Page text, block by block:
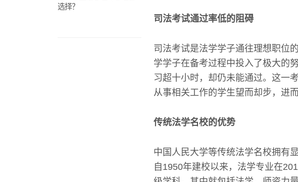
选择？
司法考试通过率低的阻碍
司法考试是法学学子通往理想职位
学学子在备考过程中投入了极大的
习超十小时，却仍未能通过。这一
从事相关工作的学生望而却步，进
传统法学名校的优势
中国人民大学等传统法学名校拥有
自1950年建校以来，法学专业在